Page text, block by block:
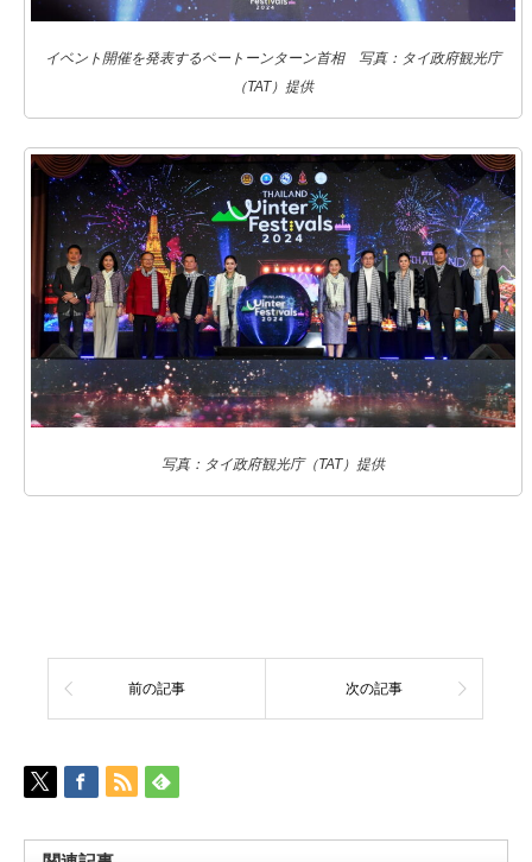
イベント開催を発表するペートーンターン首相 写真：タイ政府観光庁
（TAT）提供
写真：タイ政府観光庁（TAT）提供
前の記事 次の記事